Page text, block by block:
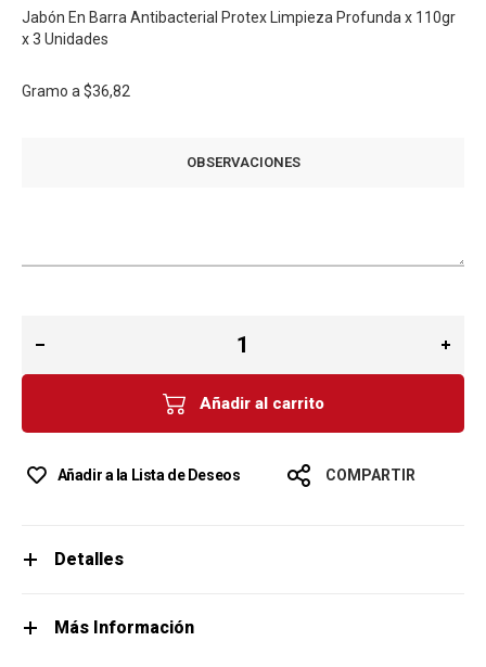
Jabón En Barra Antibacterial Protex Limpieza Profunda x 110gr
x 3 Unidades
Gramo a $36,82
OBSERVACIONES
Añadir al carrito
Añadir a la Lista de Deseos COMPARTIR
Detalles
Más Información